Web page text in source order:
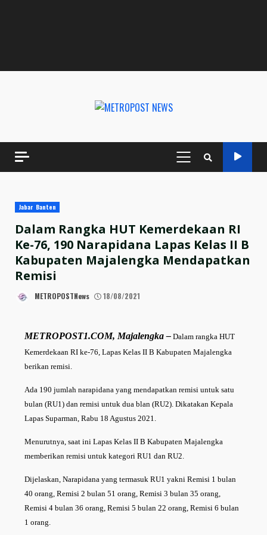
PRIMARY
MENU
Jabar Banten
Dalam Rangka HUT Kemerdekaan RI
Ke-76, 190 Narapidana Lapas Kelas II B
Kabupaten Majalengka Mendapatkan
Remisi
METROPOSTNews 18/08/2021
METROPOST1.COM, Majalengka – Dalam rangka HUT
Kemerdekaan RI ke-76, Lapas Kelas II B Kabupaten Majalengka
berikan remisi.
Ada 190 jumlah narapidana yang mendapatkan remisi untuk satu
bulan (RU1) dan remisi untuk dua blan (RU2). Dikatakan Kepala
Lapas Suparman, Rabu 18 Agustus 2021.
Menurutnya, saat ini Lapas Kelas II B Kabupaten Majalengka
memberikan remisi untuk kategori RU1 dan RU2.
Dijelaskan, Narapidana yang termasuk RU1 yakni Remisi 1 bulan
40 orang, Remisi 2 bulan 51 orang, Remisi 3 bulan 35 orang,
Remisi 4 bulan 36 orang, Remisi 5 bulan 22 orang, Remisi 6 bulan
1 orang.